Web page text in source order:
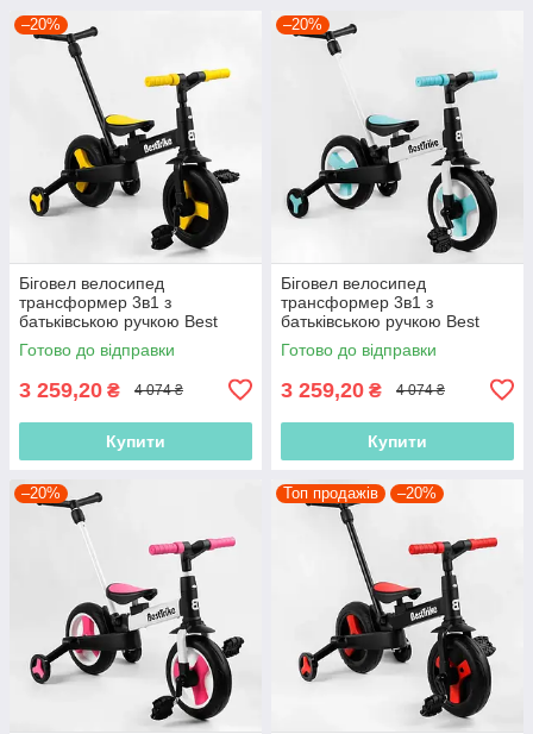
–20%
Біговел велосипед
трансформер 3в1 з
батьківською ручкою Best
Trike 58195 колеса PU 10
дюймів, Жовтий
Готово до відправки
3 259,20 ₴ 4 074 ₴
Купити
–20%
Біговел велосипед
трансформер 3в1 з
батьківською ручкою Best
Trike 56659 колеса PU 10
дюймів, Блакитний
Готово до відправки
3 259,20 ₴ 4 074 ₴
Купити
–20% Топ продажів –20%